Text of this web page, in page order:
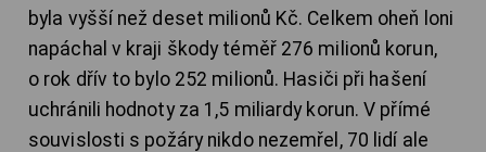
byla vyšší než deset milionů Kč. Celkem oheň loni
napáchal v kraji škody téměř 276 milionů korun,
o rok dřív to bylo 252 milionů. Hasiči při hašení
uchránili hodnoty za 1,5 miliardy korun. V přímé
souvislosti s požáry nikdo nezemřel, 70 lidí ale